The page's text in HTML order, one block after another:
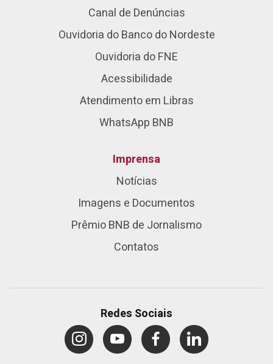
Canal de Denúncias
Ouvidoria do Banco do Nordeste
Ouvidoria do FNE
Acessibilidade
Atendimento em Libras
WhatsApp BNB
Imprensa
Notícias
Imagens e Documentos
Prêmio BNB de Jornalismo
Contatos
Redes Sociais